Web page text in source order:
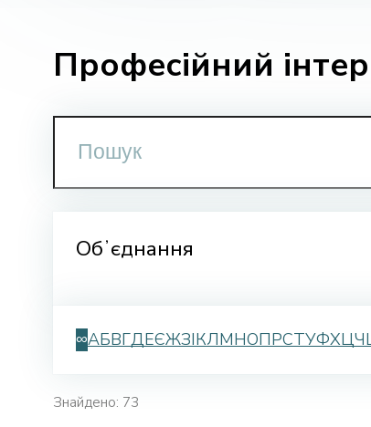
Професійний
Обʼєднання
∞АБВГДЕЄЖЗІКЛМНОПРСТУФХЦЧ
Знайдено: 73